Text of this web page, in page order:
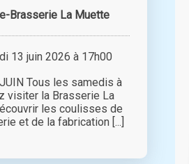
Brasserie La Muette
13 juin 2026 à 17h00
Tous les samedis à
visiter la Brasserie La
les coulisses de
et de la fabrication [...]